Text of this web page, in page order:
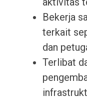
Bekerja
terkait
dan
Terlibat